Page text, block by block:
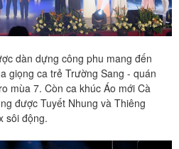
dàn dựng công phu mang đến
giọng ca trẻ Trường Sang - quán
mùa 7. Còn ca khúc Áo mới Cà
được Tuyết Nhung và Thiêng
sôi động.